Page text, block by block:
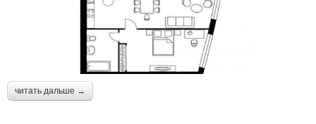
читать дальше →